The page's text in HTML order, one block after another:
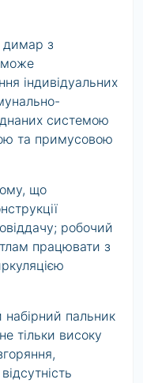
димар з
може
індивідуальних
системою
та примусовою
що
робочий
працювати з
пальник
тільки високу